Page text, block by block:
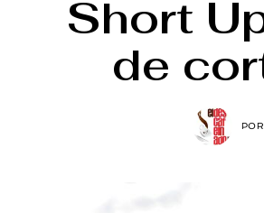
Short
de
POR